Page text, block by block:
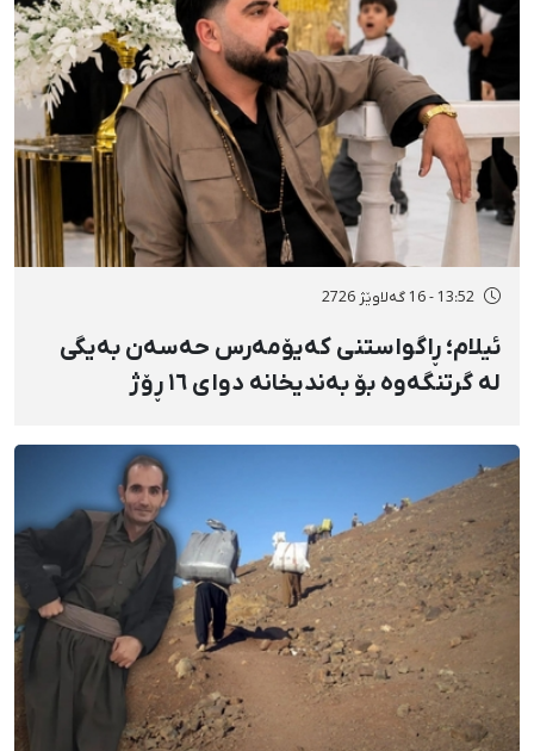
13:52 - 16 گەلاوێژ 2726
ئیلام؛ ڕاگواستنی کەیۆمەرس حەسەن بەیگی
لە گرتنگەوە بۆ بەندیخانە دوای ١٦ ڕۆژ